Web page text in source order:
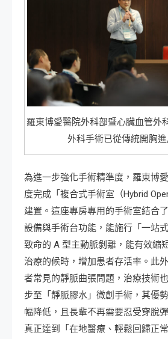
羅東博愛醫院外科部暨心臟血管外
外科手術已從傳統開胸進
為進一步強化手術精準度，羅東博
度完成「複合式手術室（Hybrid
建置。這座專房專用的手術室結合
設備與手術台功能，能施行「一站
致命的 A 型主動脈剝離，能有效縮
治療的候時，增加患者存活率。此
者常見的靜脈曲張問題，治療技術
步至「靜脈膠水」微創手術，其優
幅降低，且長輩不再需要忍受穿脫
真正達到「在地醫療、輕鬆回歸正